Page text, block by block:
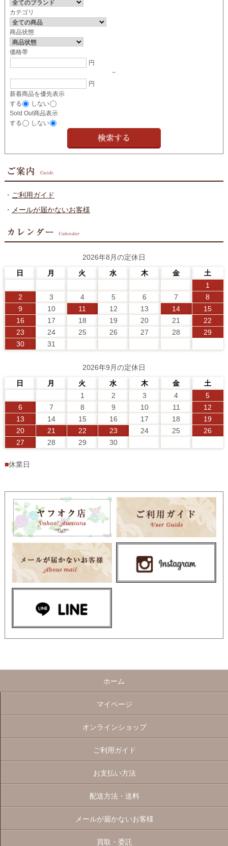
カテゴリ
商品状態
価格帯
円
~
円
新着商品を優先表示
する
しない
Sold Out商品表示
する
しない
・ ご利用ガイド
・ メールが届かないお客様
2026年8月の定休日
日
月 火 水 木 金
土
1
2
3 4 5 6 7
8
9
10 11 12 13 14
15
16
17 18 19 20 21
22
23
24 25 26 27 28
29
30
31
2026年9月の定休日
日
月 火 水 木 金
土
1
2 3 4
5
6
7 8 9 10 11
12
13
14 15 16 17 18
19
20
21 22 23 24 25
26
27
28 29 30
■休業日
ホーム
マイページ
オンラインショップ
ご利用ガイド
お支払い方法
配送方法・送料
メールが届かないお客様
買取・委託